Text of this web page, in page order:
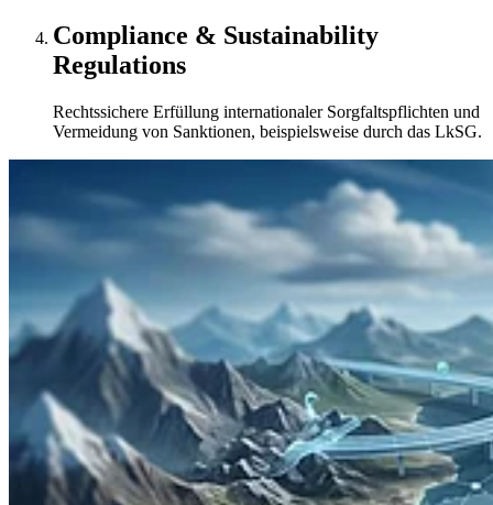
Compliance & Sustainability
Regulations
Rechtssichere Erfüllung internationaler Sorgfaltspflichten und
Vermeidung von Sanktionen, beispielsweise durch das LkSG.